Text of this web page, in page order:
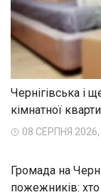
Чернігівська і
кімнатної
08 СЕРПНЯ 2026,
Громада на
пожежників: